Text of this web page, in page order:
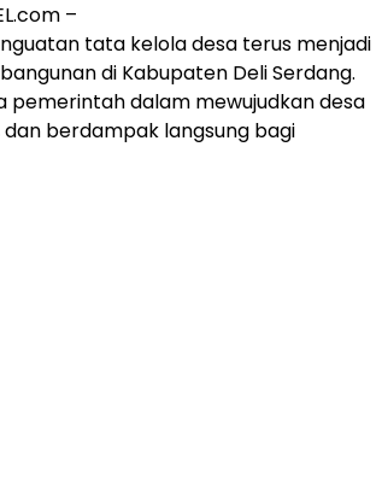
–
tata kelola desa terus menjadi
di Kabupaten Deli Serdang.
pemerintah dalam mewujudkan desa
berdampak langsung bagi